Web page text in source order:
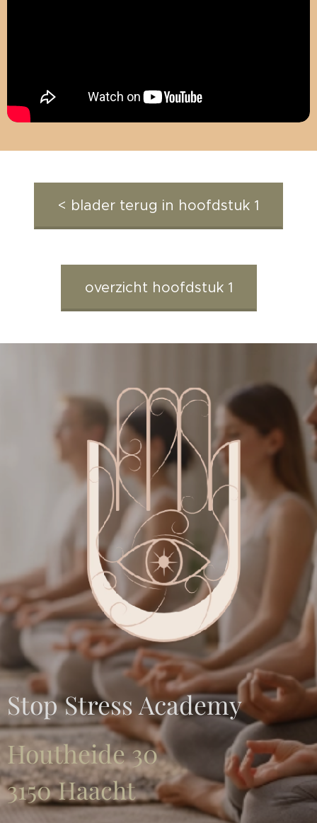
< blader terug in hoofdstuk 1
overzicht hoofdstuk 1
Stop Stress Academy
Houtheide 30
3150 Haacht